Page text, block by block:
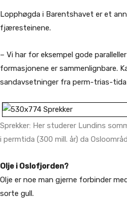
Lopphøgda i Barentshavet er et
fjæresteinene.
– Vi har for eksempel gode
formasjonene er sammenlignbare.
sandavsetninger fra perm-trias-tida
Sprekker: Her studerer Lundins
i permtida (300 mill. år) da
Olje i Oslofjorden?
Olje er noe man gjerne forbinder
sorte gull.